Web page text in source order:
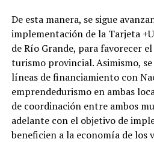
De esta manera, se sigue
implementación de la Tarjeta
de Río Grande, para favorecer
turismo provincial. Asimismo,
líneas de financiamiento con
emprendedurismo en ambas
de coordinación entre ambos
adelante con el objetivo de
beneficien a la economía de los